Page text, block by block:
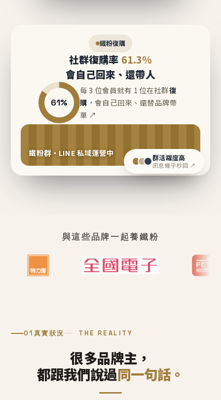
鐵粉復購
社群復購率 61.3%
會自己回來、還帶人
61%
每 3 位會員就有 1 位在社群復
購 ，會自己回來、還替品牌帶
單 ↗
鐵粉群・LINE 私域運營中 群活躍度高
訊息幾乎秒回 ↗
與這些品牌一起養鐵粉
01 真實狀況 THE REALITY
很多品牌主，
都跟我們說過同一句話。